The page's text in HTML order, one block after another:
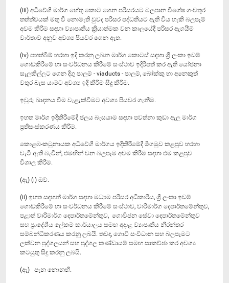
(iii) අධිවේගී මාර්ග හේතු කොට ගෙන පරිසරයට බලපාන විශේෂ ගංවතුර
තත්ත්වයක් මතු වී නොමැති වුවද පරිසර පද්ධතියට ඇති විය හැකි බලපෑම්
අවම කිරීම සඳහා ව්‍යාපෘතිය ක්‍රියාත්මක වන කාලයේදී පරිසර ඇගයීම්
වාර්තාව අනුව අවශ්‍ය පියවර ගෙන ඇත.
(iv) පහත්බිම් හරහා ඉදි කරනු ලබන මාර්ග කොටස් සඳහා ශ්‍රී ලංකා ඉඩම්
ගොඩකිරීමේ හා සංවර්ධනය කිරීමේ සංස්ථාව ඉදිරිපත් කර ඇති යෝජනා
සැලකිල්ලට ගෙන දිගු පාලම් - viaducts - පාලම්, බෝක්කු හා අනෙකුත්
වතුර බැස යාමට අවශ්‍ය ඉදි කිරීම් සිදු කිරීම.
ඉවුරු ඛාදනය වීම වැළැක්වීමට අවශ්‍ය පියවර ගැනීම.
ඉහත මාර්ග ඉදිකිරීමේදී ජලය බැසයාම සඳහා පවත්නා කුඩා ඇල මාර්ග
ප්‍රතිසංස්කරණය කිරීම.
කොළඹ-කටුනායක අධිවේගී මාර්ගය ඉදිකිරීමේදී මීගමුව කළපුව හරහා
වැටී ඇති බැවින්, එමඟින් වන බලපෑම අවම කිරීම සඳහා එම කළපුව
විශාල කිරීම.
(ඇ) (i) ඔව්.
(ii) ඉහත සඳහන් මාර්ග සඳහා මධ්‍යම පරිසර අධිකාරිය, ශ්‍රී ලංකා ඉඩම්
ගොඩකිරීමේ හා සංවර්ධනය කිරීමේ සංස්ථාව, වාරිමාර්ග දෙපාර්තමේන්තුව,
පළාත් වාරිමාර්ග දෙපාර්තමේන්තුව, ගොවිජන සේවා දෙපාර්තමේන්තුව
සහ ප්‍රාදේශීය ලේකම් කාර්යාලය සමඟ අදාළ ව්‍යාපෘතිය නිරන්තර
සම්බන්ධීකරණය කරනු ලබයි. තවද, ගොවි සංවිධාන සහ බලපෑමට
ලක්වන පුද්ගලයන් සහ පුද්ගල කණ්ඩායම් සමඟ සාකච්ඡා කර අවශ්‍ය
කටයුතු සිදු කරනු ලබයි.
(ඈ) පැන නොනඟී.